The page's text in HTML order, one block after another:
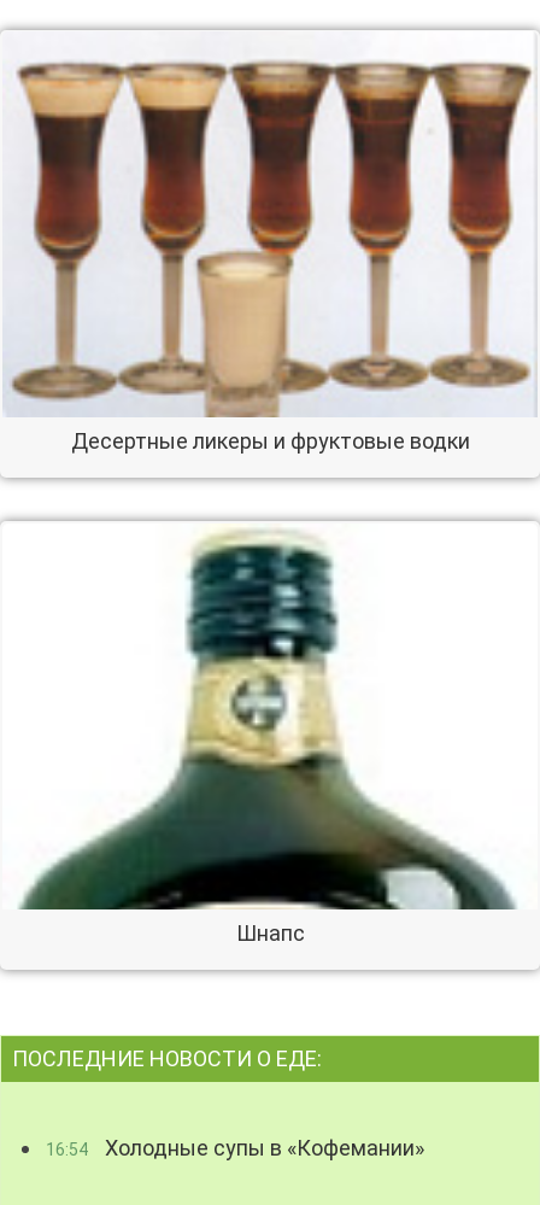
Десертные ликеры и фруктовые водки
Шнапс
ПОСЛЕДНИЕ НОВОСТИ О ЕДЕ:
16:54 Холодные супы в «Кофемании»